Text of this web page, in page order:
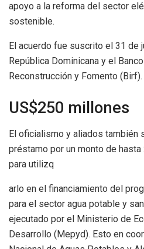
apoyo a la reforma del sector
sostenible.
El acuerdo fue suscrito el 31 de
República Dominicana y el
Reconstrucción y Fomento (Birf).
US$250 millones
El oficialismo y aliados también
préstamo por un monto de
para utilizq
arlo en el financiamiento del
para el sector agua potable y
ejecutado por el Ministerio de
Desarrollo (Mepyd). Esto en